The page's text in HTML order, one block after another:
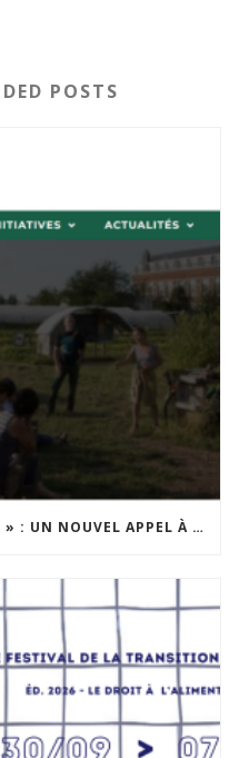
POSTS
« INSPIRONS LE QUARTIER » : UN NOUVEL APPEL À PROJETS EST LANCÉ !